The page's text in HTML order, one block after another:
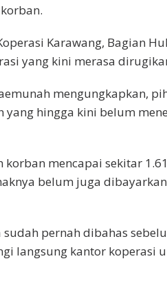
Karawang, Bagian
yang kini merasa
mengungkapkan,
yang hingga kini belum
mencapai sekitar
belum juga
pernah dibahas
langsung kantor koperasi